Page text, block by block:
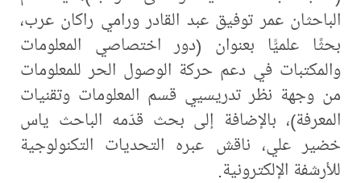
الباحثان عمر توفيق عبد القادر ورامي راكان عرب،
بحثًا علميًّا بعنوان (دور اختصاصي المعلومات
والمكتبات في دعم حركة الوصول الحر للمعلومات
من وجهة نظر تدريسيي قسم المعلومات وتقنيات
المعرفة)، بالإضافة إلى بحث قدّمه الباحث ياس
خضير علي، ناقش عبره التحديات التكنولوجية
للأرشفة الإلكترونية.